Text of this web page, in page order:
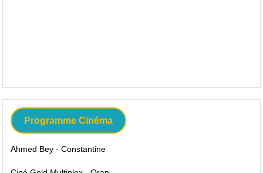
Programme Cinéma
Ahmed Bey - Constantine